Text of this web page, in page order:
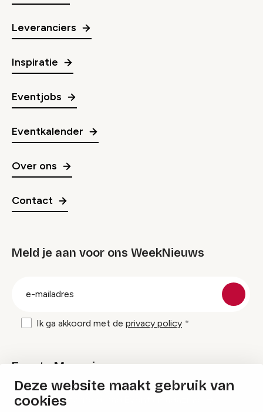
Deze website maakt gebruik van
cookies
Leveranciers
Inspiratie
Eventjobs
Eventkalender
Over ons
Contact
Meld je aan voor ons WeekNieuws
Ik ga akkoord met de privacy policy
Events Magazine
Ik ontvang graag Events Magazine